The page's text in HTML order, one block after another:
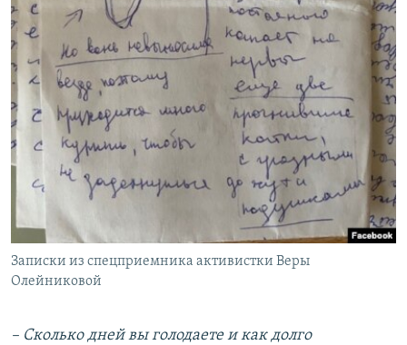
Записки из спецприемника активистки Веры
Олейниковой
– Сколько дней вы голодаете и как долго